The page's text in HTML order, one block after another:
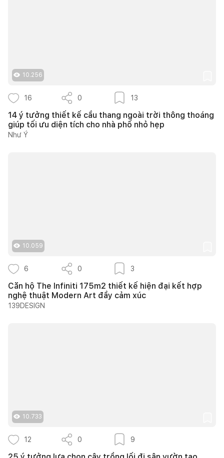
10.256
16 0 13
14 ý tưởng thiết kế cầu thang ngoài trời thông thoáng
giúp tối ưu diện tích cho nhà phố nhỏ hẹp
Như Ý
10.059
6 0 3
Căn hộ The Infiniti 175m2 thiết kế hiện đại kết hợp
nghệ thuật Modern Art đầy cảm xúc
139DESIGN
10.733
12 0 9